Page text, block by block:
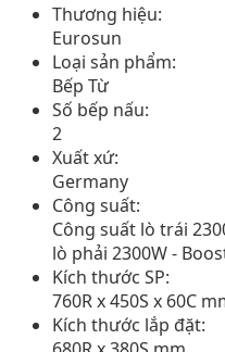
Thương hiệu:
Eurosun
Loại sản phẩm:
Bếp Từ
Số bếp nấu:
2
Xuất xứ:
Germany
Công suất:
Công suất lò trái
lò phải 2300W -
Kích thước SP:
760R x 450S x 60C
Kích thước lắp đặt: